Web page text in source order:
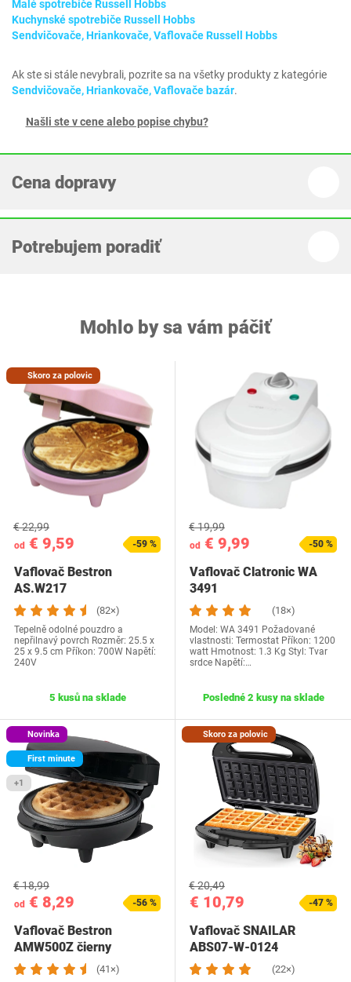
Malé spotrebiče Russell Hobbs
Kuchynské spotrebiče Russell Hobbs
Sendvičovače, Hriankovače, Vaflovače Russell Hobbs
Ak ste si stále nevybrali, pozrite sa na všetky produkty z kategórie
Sendvičovače, Hriankovače, Vaflovače bazár.
Našli ste v cene alebo popise chybu?
Cena dopravy
Potrebujem poradiť
Mohlo by sa vám páčiť
Skoro za polovic
od € 9,59
€ 22,99
-59 %
Vaflovač Bestron
‎AS.W217
(82×)
Tepelně odolné pouzdro a
nepřilnavý povrch Rozměr: 25.5 x
25 x 9.5 cm Příkon: 700W Napětí:
240V
5 kusů na sklade
od € 9,99
€ 19,99
-50 %
Vaflovač Clatronic WA
3491
(18×)
Model: WA 3491 Požadované
vlastnosti: Termostat Příkon: 1200
watt Hmotnost: 1.3 Kg Styl: Tvar
srdce Napětí:…
Posledné 2 kusy na sklade
Novinka
First minute
+1
od € 8,29
€ 18,99
-56 %
Vaflovač Bestron
AMW500Z čierny
(41×)
Skoro za polovic
€ 10,79
€ 20,49
-47 %
Vaflovač SNAILAR
ABS07-W-0124
(22×)